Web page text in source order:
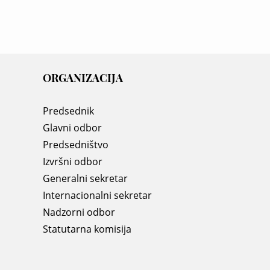
ORGANIZACIJA
Predsednik
Glavni odbor
Predsedništvo
Izvršni odbor
Generalni sekretar
Internacionalni sekretar
Nadzorni odbor
Statutarna komisija